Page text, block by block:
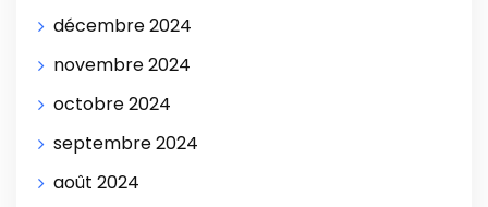
décembre 2024
novembre 2024
octobre 2024
septembre 2024
août 2024